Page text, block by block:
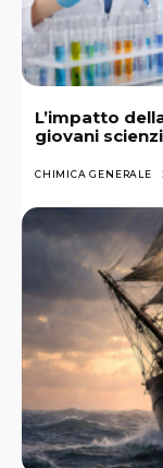
L’impatto
giovani
CHIMICA GENERALE